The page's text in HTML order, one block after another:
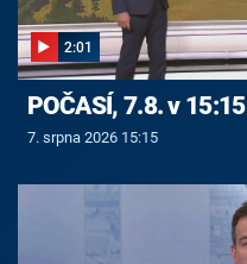
2:01
POČASÍ, 7.8. v 15:15
7. srpna 2026 15:15